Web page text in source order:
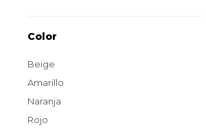
Color
Beige
Amarillo
Naranja
Rojo